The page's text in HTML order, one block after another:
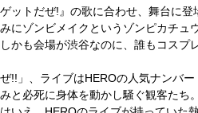
ットだぜ!』の歌に合わせ、舞台に登
にゾンビメイクというゾンピカチ
かも会場が渋谷なのに、誰もコスプ
ぜ!!」、ライブはHEROの人気ナンバ
と必死に身体を動かし騒ぐ観客た